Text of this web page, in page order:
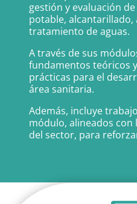
gestión y evaluación
potable, alcantarillado,
tratamiento de aguas.
A través de sus
fundamentos teóricos
prácticas para el
área sanitaria.
Además, incluye
módulo, alineados con
del sector, para